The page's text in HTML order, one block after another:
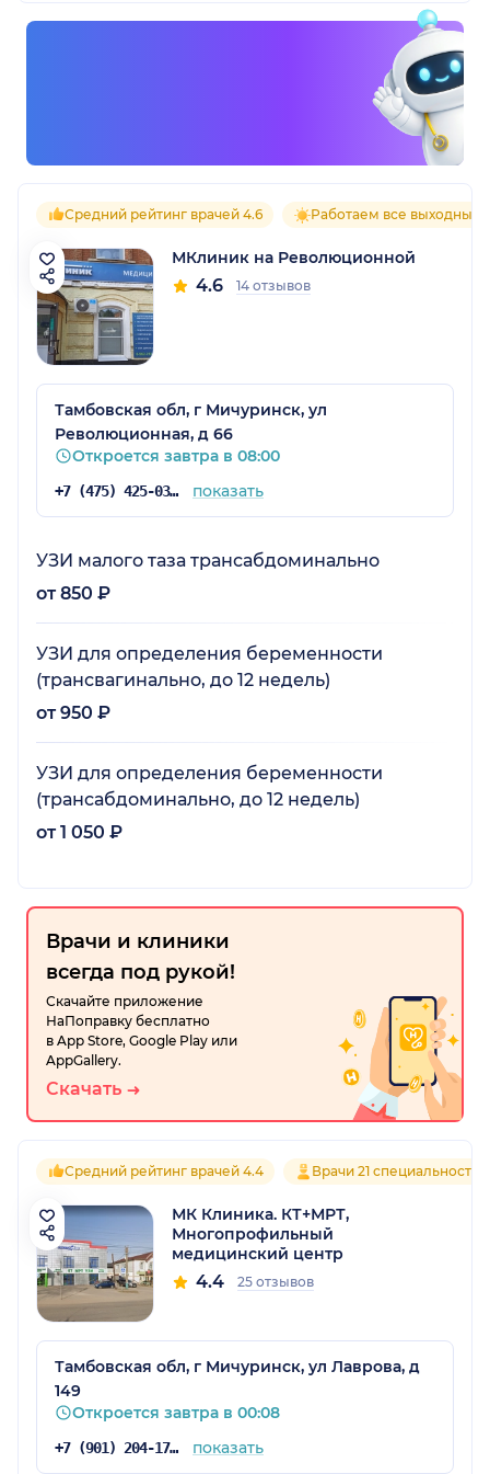
Средний рейтинг врачей 4.6 Работаем все выходные
МКлиник на Революционной
4.6 14 отзывов
Тамбовская обл, г Мичуринск, ул
Революционная, д 66
Откроется завтра в 08:00
+7 (475) 425-03-81 показать
УЗИ малого таза трансабдоминально
от 850 ₽
УЗИ для определения беременности
(трансвагинально, до 12 недель)
от 950 ₽
УЗИ для определения беременности
(трансабдоминально, до 12 недель)
от 1 050 ₽
Врачи и клиники
всегда под рукой!
Скачайте приложение
НаПоправку бесплатно
в App Store, Google Play или
AppGallery.
Скачать
Средний рейтинг врачей 4.4 Врачи 21 специальностей
МК Клиника. КТ+МРТ,
Многопрофильный
медицинский центр
4.4 25 отзывов
Тамбовская обл, г Мичуринск, ул Лаврова, д
149
Откроется завтра в 00:08
+7 (901) 204-17-04 показать